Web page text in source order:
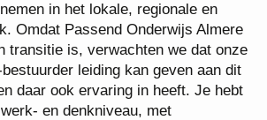
innemen in het lokale, regionale
Omdat Passend Onderwijs
in transitie is, verwachten
directeur-bestuurder leiding kan
en daar ook ervaring
academisch werk- en